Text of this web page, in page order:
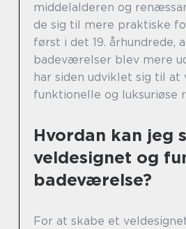
middelalderen og
de sig til mere praktiske
først i det 19. århundrede,
badeværelser blev mere
har siden udviklet sig til
funktionelle og luksuriøse
Hvordan kan jeg
veldesignet og
badeværelse?
For at skabe et